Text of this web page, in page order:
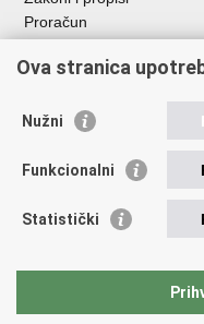
Proračun
RH
Važne poveznice
Hrvatska agencija za
Agencija za plaćanja u
razvoju
Hrvatske šume
Pučka pravobraniteljica
Ova stranica
Nužni
Funkcionalni
Statistički